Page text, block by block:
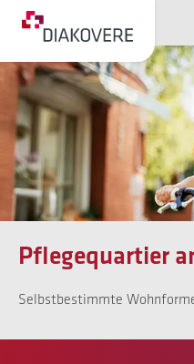
NAVIGATION ÜBERSPRINGEN
Pflegequartier
Selbstbestimmte